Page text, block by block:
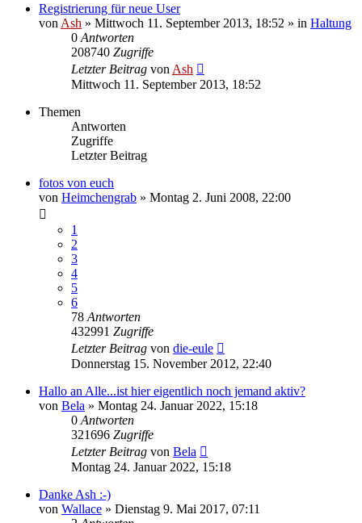
Registrierung für neue User
von Ash » Mittwoch 11. September 2013, 18:52 » in Haltung
0 Antworten
208740 Zugriffe
Letzter Beitrag von Ash
Mittwoch 11. September 2013, 18:52
Themen
Antworten
Zugriffe
Letzter Beitrag
fotos von euch
von Heimchengrab » Montag 2. Juni 2008, 22:00
1
2
3
4
5
6
78 Antworten
432991 Zugriffe
Letzter Beitrag von die-eule
Donnerstag 15. November 2012, 22:40
Hallo an Alle...ist hier eigentlich noch jemand aktiv?
von Bela » Montag 24. Januar 2022, 15:18
0 Antworten
321696 Zugriffe
Letzter Beitrag von Bela
Montag 24. Januar 2022, 15:18
Danke Ash :-)
von Wallace » Dienstag 9. Mai 2017, 07:11